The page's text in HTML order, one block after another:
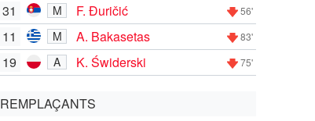
31 M F. Đuričić 56'
11 M A. Bakasetas 83'
19 A K. Świderski 75'
REMPLAÇANTS